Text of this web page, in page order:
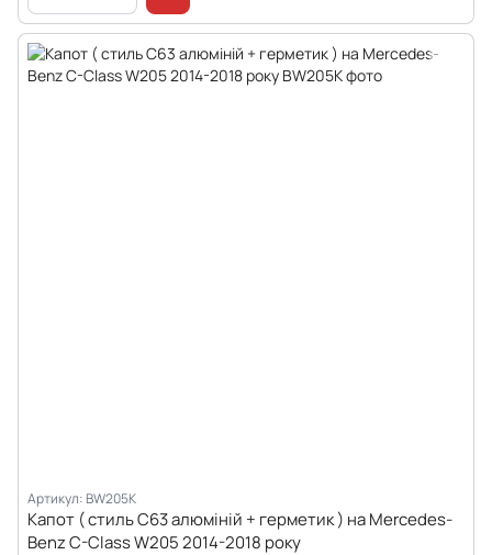
Артикул: BW205K
Капот ( стиль C63 алюміній + герметик ) на Mercedes-
Benz C-Class W205 2014-2018 року